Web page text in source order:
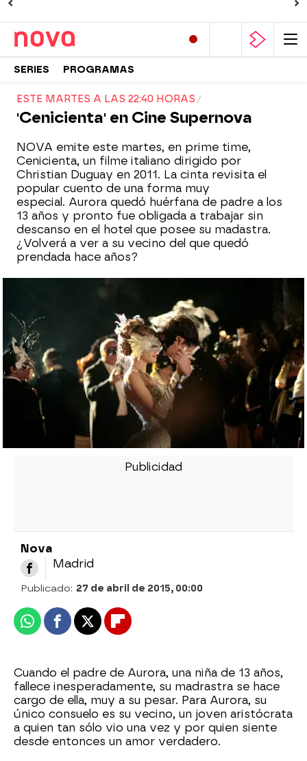
SERIES PROGRAMAS
ESTE MARTES A LAS 22:40 HORAS
'Cenicienta' en Cine Supernova
NOVA emite este martes, en prime time,
Cenicienta, un filme italiano dirigido por
Christian Duguay en 2011. La cinta revisita el
popular cuento de una forma muy
especial. Aurora quedó huérfana de padre a los
13 años y pronto fue obligada a trabajar sin
descanso en el hotel que posee su madastra.
¿Volverá a ver a su vecino del que quedó
prendada hace años?
Nova
Madrid
Publicado: 27 de abril de 2015, 00:00
WhatsappFacebook
X Flipboard
Cuando el padre de Aurora, una niña de 13 años,
fallece inesperadamente, su madrastra se hace
cargo de ella, muy a su pesar. Para Aurora, su
único consuelo es su vecino, un joven aristócrata
a quien tan sólo vio una vez y por quien siente
desde entonces un amor verdadero.